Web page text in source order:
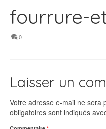
fourrure-
0
Laisser un
Votre adresse e-mail ne sera
obligatoires sont indiqués